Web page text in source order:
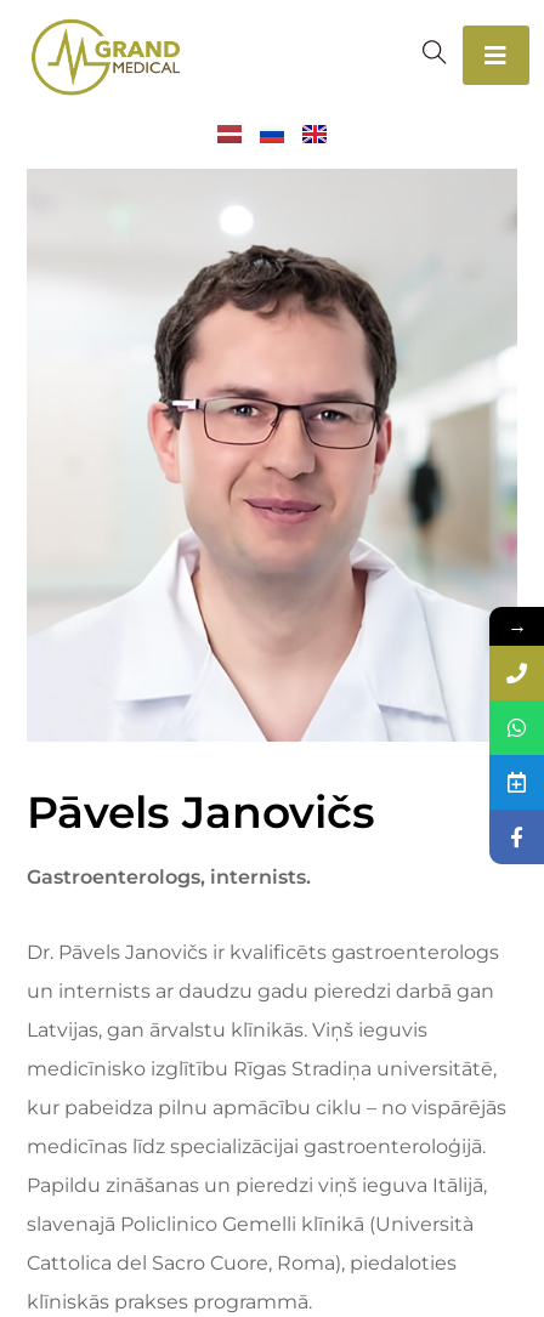
Pāvels Janovičs
Gastroenterologs, internists.
Dr. Pāvels Janovičs ir kvalificēts gastroenterologs
un internists ar daudzu gadu pieredzi darbā gan
Latvijas, gan ārvalstu klīnikās. Viņš ieguvis
medicīnisko izglītību Rīgas Stradiņa universitātē,
kur pabeidza pilnu apmācību ciklu – no vispārējās
medicīnas līdz specializācijai gastroenteroloģijā.
Papildu zināšanas un pieredzi viņš ieguva Itālijā,
slavenajā Policlinico Gemelli klīnikā (Università
Cattolica del Sacro Cuore, Roma), piedaloties
klīniskās prakses programmā.
→